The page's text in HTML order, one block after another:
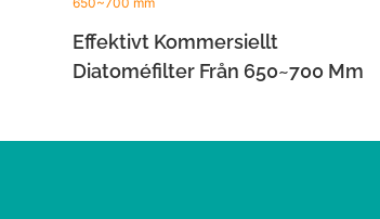
Effektivt Kommersiellt
Diatoméfilter Från 650~700 Mm